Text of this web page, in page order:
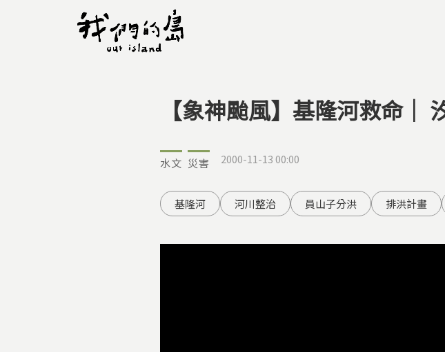
您在這裡
【象神颱風】基隆河救命｜
水文 災害 2000-11-13 00:00
基隆河 河川整治 員山子分洪 排洪計畫